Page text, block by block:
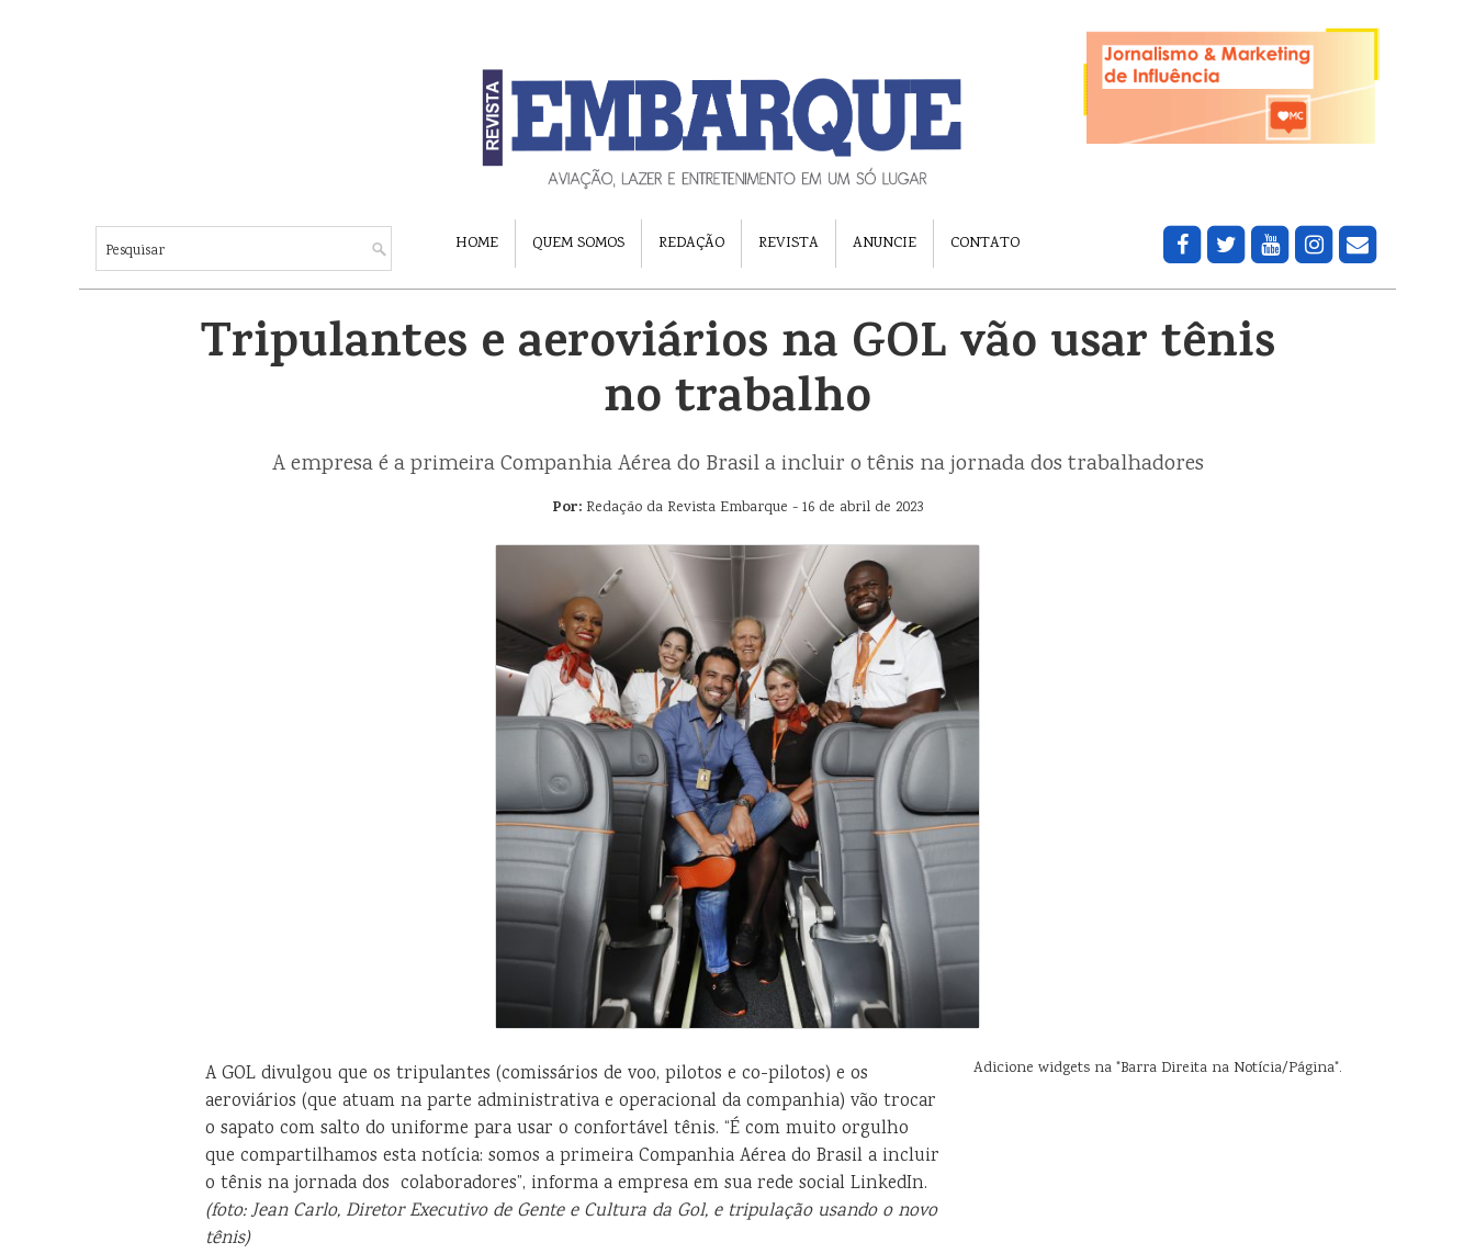
HOME QUEM SOMOS REDAÇÃO REVISTA ANUNCIE CONTATO
Tripulantes e aeroviários na GOL vão usar tênis
no trabalho
A empresa é a primeira Companhia Aérea do Brasil a incluir o tênis na jornada dos trabalhadores
Por: Redação da Revista Embarque - 16 de abril de 2023
A GOL divulgou que os tripulantes (comissários de voo, pilotos e co-pilotos) e os
aeroviários (que atuam na parte administrativa e operacional da companhia) vão trocar
o sapato com salto do uniforme para usar o confortável tênis. “É com muito orgulho
que compartilhamos esta notícia: somos a primeira Companhia Aérea do Brasil a incluir
o tênis na jornada dos colaboradores”, informa a empresa em sua rede social LinkedIn.
(foto: Jean Carlo, Diretor Executivo de Gente e Cultura da Gol, e tripulação usando o novo
tênis)
Adicione widgets na "Barra Direita na Notícia/Página".